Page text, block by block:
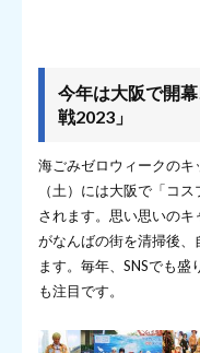
今年は大阪で開
戦2023」
海ごみゼロウィークの
（土）には大阪で「コ
されます。思い思いの
がなんばの街を清掃後
ます。毎年、SNSでも
も注目です。